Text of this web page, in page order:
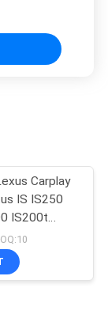
Carplay
IS IS250
IS200t